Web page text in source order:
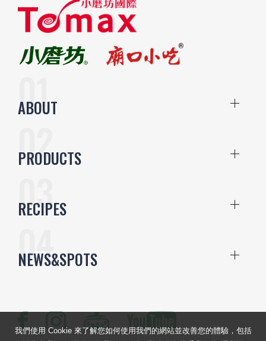
ABOUT
PRODUCTS
RECIPES
NEWS&SPOTS
我們使用 Cookie 來了解您如何使用我們的網站並改善您的體驗，包括